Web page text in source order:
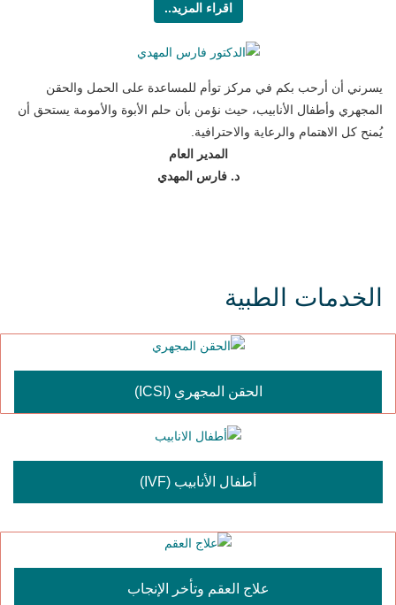
اقراء المزيد..
يسرني أن أرحب بكم في مركز توأم للمساعدة على الحمل والحقن
المجهري وأطفال الأنابيب، حيث نؤمن بأن حلم الأبوة والأمومة يستحق أن
يُمنح كل الاهتمام والرعاية والاحترافية.
المدير العام
د. فارس المهدي
الخدمات الطبية
الحقن المجهري (ICSI)
أطفال الأنابيب (IVF)
علاج العقم وتأخر الإنجاب